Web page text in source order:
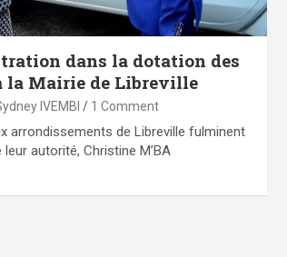
dans la dotation des
la Mairie de Libreville
IVEMBI 1 Comment
arrondissements de Libreville fulminent
autorité, Christine M’BA